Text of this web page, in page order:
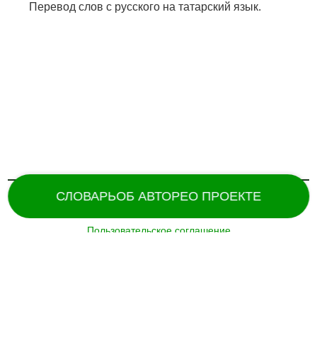
СЛОВАРЬОБ АВТОРЕО ПРОЕКТЕ
Перевод слов с русского на татарский язык.
Пользовательское соглашение